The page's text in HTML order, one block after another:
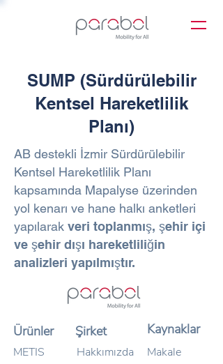
SUMP (Sürdürülebilir
Kentsel Hareketlilik
Planı)
AB destekli İzmir Sürdürülebilir
Kentsel Hareketlilik Planı
kapsamında Mapalyse üzerinden
yol kenarı ve hane halkı anketleri
yapılarak veri toplanmış, şehir içi
ve şehir dışı hareketliliğin
analizleri yapılmıştır.
Ürünler Şirket Kaynaklar
METIS Hakkımızda
Makale